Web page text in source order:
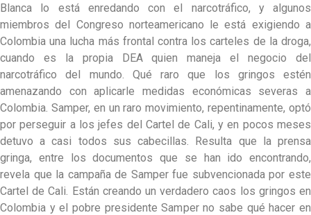
Blanca lo está enredando con el narcotráfico, y algunos
miembros del Congreso norteamericano le está exigiendo a
Colombia una lucha más frontal contra los carteles de la droga,
cuando es la propia DEA quien maneja el negocio del
narcotráfico del mundo. Qué raro que los gringos estén
amenazando con aplicarle medidas económicas severas a
Colombia. Samper, en un raro movimiento, repentinamente, optó
por perseguir a los jefes del Cartel de Cali, y en pocos meses
detuvo a casi todos sus cabecillas. Resulta que la prensa
gringa, entre los documentos que se han ido encontrando,
revela que la campaña de Samper fue subvencionada por este
Cartel de Cali. Están creando un verdadero caos los gringos en
Colombia y el pobre presidente Samper no sabe qué hacer en